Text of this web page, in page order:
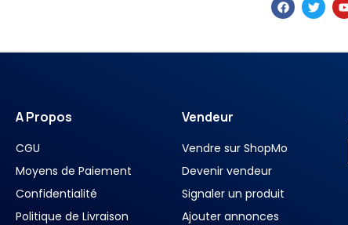
A Propos
CGU
Moyens de Paiement
Confidentialité
Politique de Livraison
Vendeur
Vendre sur ShopMo
Devenir vendeur
Signaler un produit
Ajouter annonces